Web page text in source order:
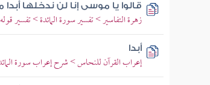
قالوا يا موسى إنا لن ندخلها أبدا
زهرة التفاسير > تفسير سورة المائدة > تفسير
أبدا
إعراب القرآن للنحاس > شرح إعراب سورة